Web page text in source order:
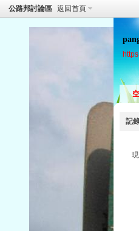
公路邦討論區 返回首頁
記